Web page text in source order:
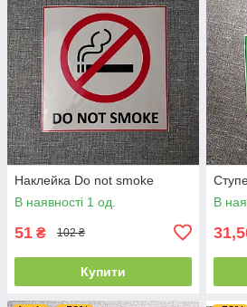
Наклейка Do not smoke
В наявності 1 од.
51 ₴ 102 ₴
Купити
В